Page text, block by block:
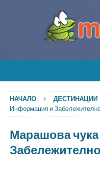
НАЧАЛО ДЕСТИНАЦИИ
Информация и
Марашова